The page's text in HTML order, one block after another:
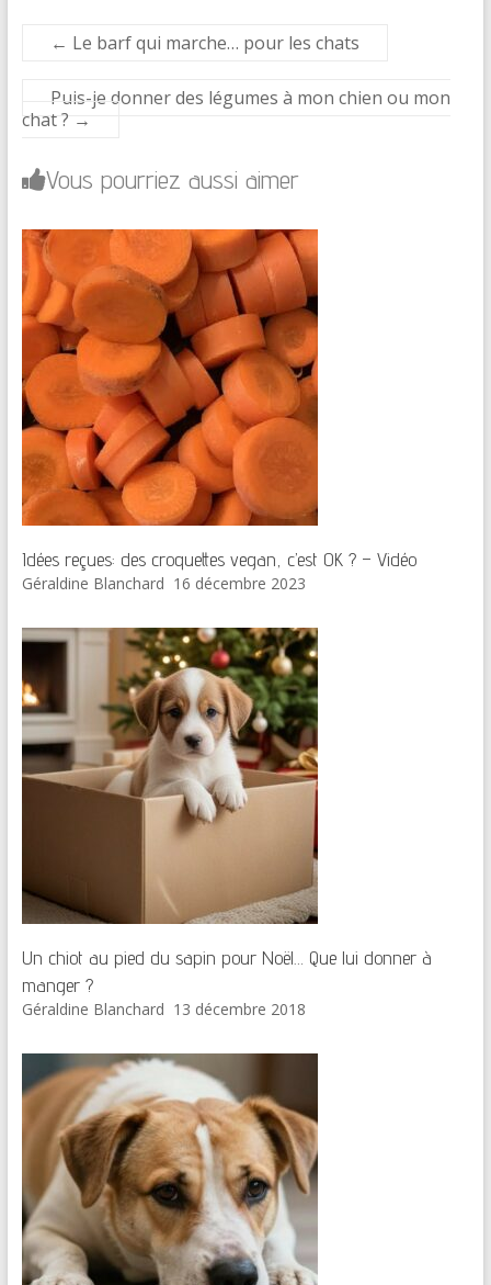
← Le barf qui marche… pour les chats
Puis-je donner des légumes à mon chien ou mon
chat ? →
Vous pourriez aussi aimer
Idées reçues: des croquettes vegan, c’est OK ? – Vidéo
Géraldine Blanchard 16 décembre 2023
Un chiot au pied du sapin pour Noël… Que lui donner à
manger ?
Géraldine Blanchard 13 décembre 2018